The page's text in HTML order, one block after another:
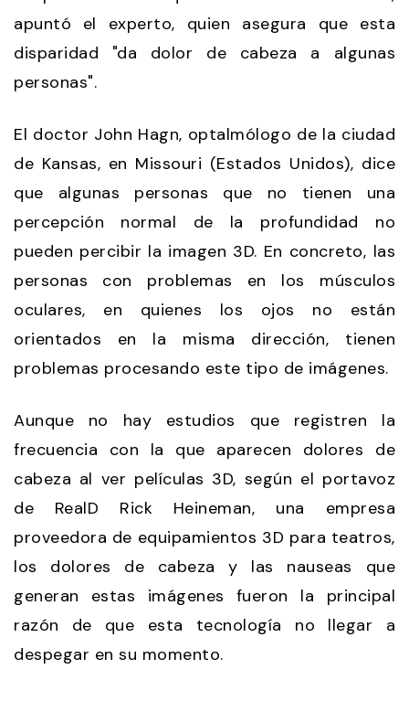
apuntó el experto, quien asegura que esta
disparidad "da dolor de cabeza a algunas
personas".
El doctor John Hagn, optalmólogo de la ciudad
de Kansas, en Missouri (Estados Unidos), dice
que algunas personas que no tienen una
percepción normal de la profundidad no
pueden percibir la imagen 3D. En concreto, las
personas con problemas en los músculos
oculares, en quienes los ojos no están
orientados en la misma dirección, tienen
problemas procesando este tipo de imágenes.
Aunque no hay estudios que registren la
frecuencia con la que aparecen dolores de
cabeza al ver películas 3D, según el portavoz
de RealD Rick Heineman, una empresa
proveedora de equipamientos 3D para teatros,
los dolores de cabeza y las nauseas que
generan estas imágenes fueron la principal
razón de que esta tecnología no llegar a
despegar en su momento.